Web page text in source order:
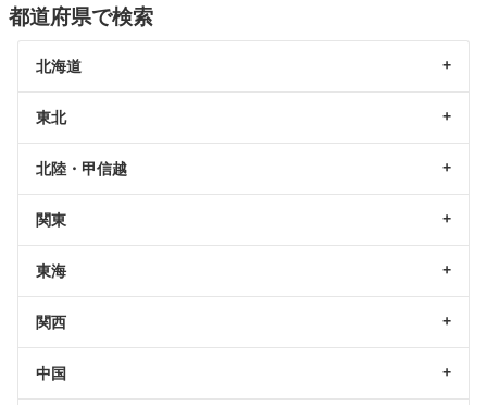
都道府県で検索
北海道
東北
北陸・甲信越
関東
東海
関西
中国